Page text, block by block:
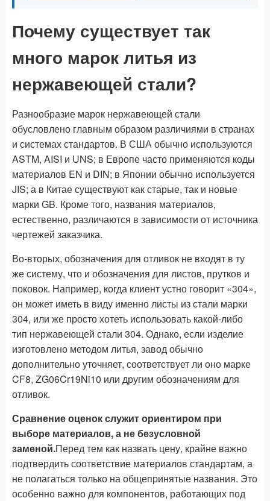
Почему существует так
много марок литья из
нержавеющей стали?
Разнообразие марок нержавеющей стали
обусловлено главным образом различиями в странах
и системах стандартов. В США обычно используются
ASTM, AISI и UNS; в Европе часто применяются коды
материалов EN и DIN; в Японии обычно используется
JIS; а в Китае существуют как старые, так и новые
марки GB. Кроме того, названия материалов,
естественно, различаются в зависимости от источника
чертежей заказчика.
Во-вторых, обозначения для отливок не входят в ту
же систему, что и обозначения для листов, прутков и
поковок. Например, когда клиент устно говорит «304»,
он может иметь в виду именно листы из стали марки
304, или же просто хотеть использовать какой-либо
тип нержавеющей стали 304. Однако, если изделие
изготовлено методом литья, завод обычно
дополнительно уточняет, соответствует ли оно марке
CF8, ZG06Cr19Ni10 или другим обозначениям для
отливок.
Сравнение оценок служит ориентиром при
выборе материалов, а не безусловной
заменой.Перед тем как назвать цену, крайне важно
подтвердить соответствие материалов стандартам, а
не полагаться только на общепринятые названия. Это
особенно важно для компонентов, работающих под